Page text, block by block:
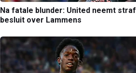
Na fatale blunder: United neemt straf
besluit over Lammens